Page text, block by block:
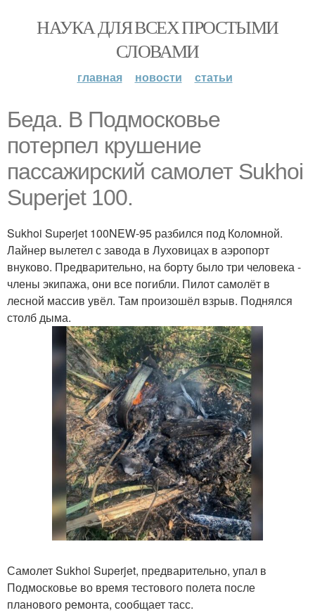
НАУКА ДЛЯ ВСЕХ ПРОСТЫМИ
СЛОВАМИ
главная новости статьи
Беда. В Подмосковье
потерпел крушение
пассажирский самолет Sukhoi
Superjet 100.
Sukhoi Superjet 100NEW-95 разбился под Коломной.
Лайнер вылетел с завода в Луховицах в аэропорт
внуково. Предварительно, на борту было три человека -
члены экипажа, они все погибли. Пилот самолёт в
лесной массив увёл. Там произошёл взрыв. Поднялся
столб дыма.
Самолет Sukhoi Superjet, предварительно, упал в
Подмосковье во время тестового полета после
планового ремонта, сообщает тасс.